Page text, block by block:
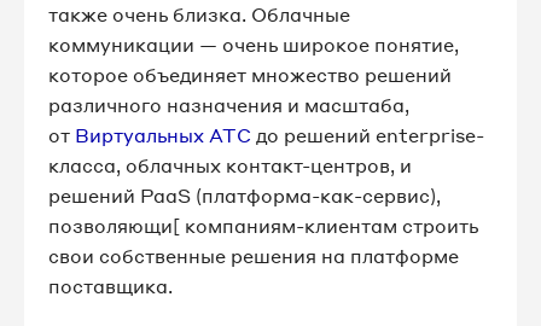
также очень близка. Облачные
коммуникации — очень широкое понятие,
которое объединяет множество решений
различного назначения и масштаба,
от Виртуальных АТС до решений enterprise-
класса, облачных контакт-центров, и
решений PaaS (платформа-как-сервис),
позволяющи[ компаниям-клиентам строить
свои собственные решения на платформе
поставщика.